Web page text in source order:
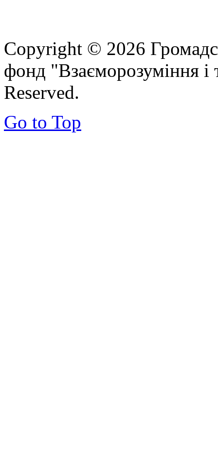
Copyright © 2026
фонд "Взаєморозуміння і
Reserved.
Go to Top